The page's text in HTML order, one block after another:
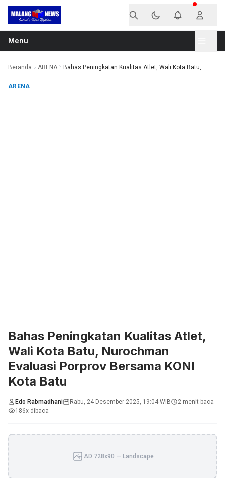
Langsung ke konten
Menu
Beranda ARENA Bahas Peningkatan Kualitas Atlet, Wali Kota Batu,...
ARENA
Bahas Peningkatan Kualitas Atlet,
Wali Kota Batu, Nurochman
Evaluasi Porprov Bersama KONI
Kota Batu
Edo Rabmadhani Rabu, 24 Desember 2025, 19:04 WIB
2 menit baca
186x dibaca
AD 728x90 — Landscape